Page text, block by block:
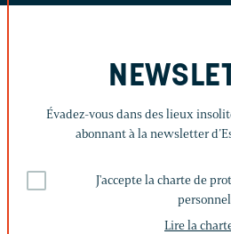
Évadez-vous dans des lieux
abonnant à la newsletter
J'accepte la charte de
Lire la